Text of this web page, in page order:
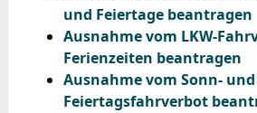
und Feiertage beantragen
Ausnahme vom LKW-
Ferienzeiten beantragen
Ausnahme vom Sonn- und
Feiertagsfahrverbot